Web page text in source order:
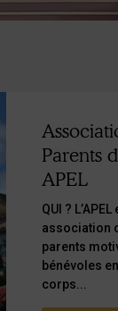
Parents
APEL
QUI ?
association
parents
bénévoles
corps...